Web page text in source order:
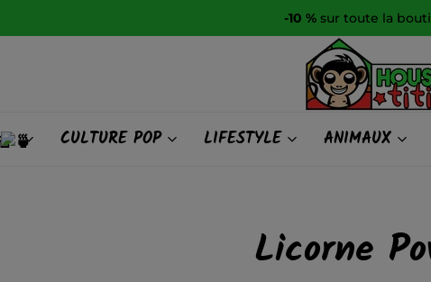
-10 %sur toute la
CULTURE POP LIFESTYLE ANIMAUX
Licorne